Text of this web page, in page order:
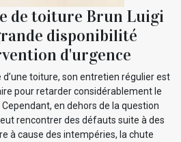
de toiture Brun Luigi
disponibilité
d'urgence
toiture, son entretien régulier est
pour retarder considérablement le
en dehors de la question
rencontrer des défauts suite à des
à cause des intempéries, la chute